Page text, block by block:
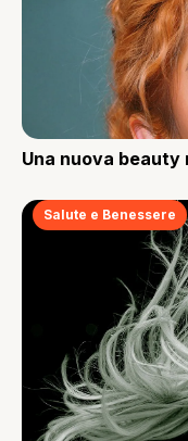
Una nuova
Salute e Benessere